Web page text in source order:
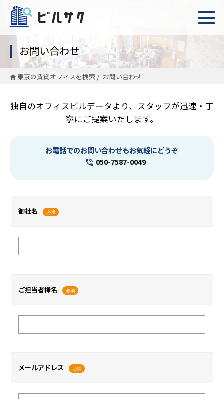
お問い合わせ
東京の賃貸オフィスを検索 お問い合わせ
独自のオフィスビルデータより、スタッフが迅速・丁
寧にご提案いたします。
お電話でのお問い合わせもお気軽にどうぞ
050-7587-0049
御社名 必須
ご担当者様名 必須
メールアドレス 必須